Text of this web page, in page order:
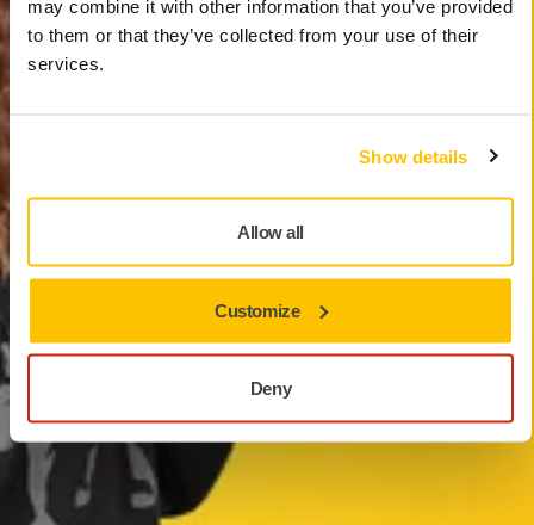
may combine it with other information that you’ve provided
to them or that they’ve collected from your use of their
services.
Show details
Allow all
Customize
Deny